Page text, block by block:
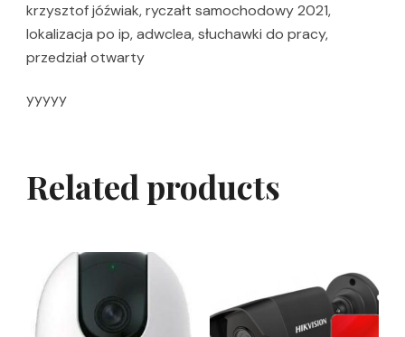
krzysztof jóźwiak, ryczałt samochodowy 2021,
lokalizacja po ip, adwclea, słuchawki do pracy,
przedział otwarty
yyyyy
Related products